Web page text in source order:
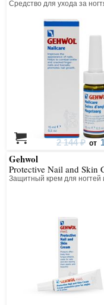
Средство для ухода за
2 144 ₽ от
Gehwol
Protective Nail and Skin
Защитный крем для ногтей